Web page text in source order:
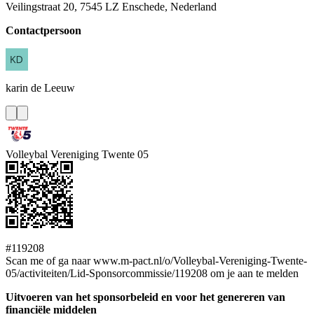
Veilingstraat 20, 7545 LZ Enschede, Nederland
Contactpersoon
karin de Leeuw
Volleybal Vereniging Twente 05
#119208
Scan me of ga naar www.m-pact.nl/o/Volleybal-Vereniging-Twente-
05/activiteiten/Lid-Sponsorcommissie/119208 om je aan te melden
Uitvoeren van het sponsorbeleid en voor het genereren van
financiële middelen